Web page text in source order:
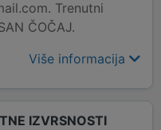
Trenutni
ČOČAJ.
Više informacija
IZVRSNOSTI